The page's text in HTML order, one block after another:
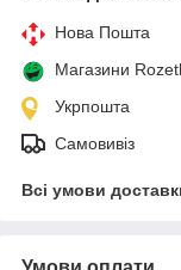
Нова Пошта
Магазини
Укрпошта
Самовивіз
Всі умови